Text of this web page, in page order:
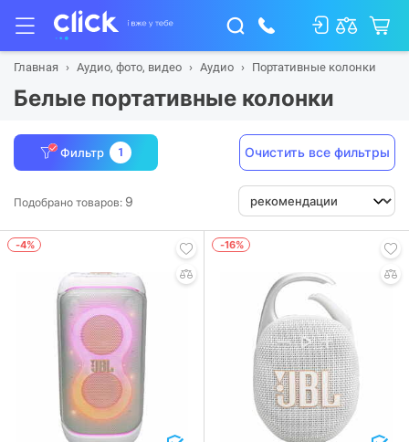
Главная Аудио, фото, видео Аудио Портативные колонки
Белые портативные колонки
Фильтр 1 Очистить все фильтры
Подобрано товаров: 9
-4% -16%